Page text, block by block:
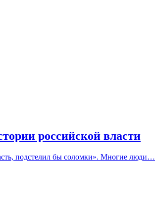
российской власти
подстелил бы соломки». Многие люди…